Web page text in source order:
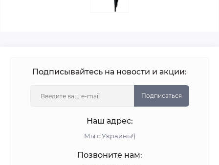
Подписывайтесь на новости и акции:
Подписаться
Наш адрес:
Мы с Украины!)
Позвоните нам: